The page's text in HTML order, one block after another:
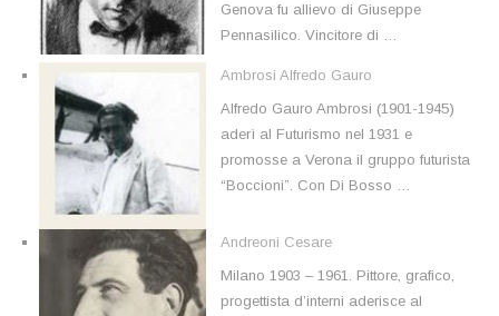
Genova fu allievo di Giuseppe
Pennasilico. Vincitore di …
Ambrosi Alfredo Gauro
Alfredo Gauro Ambrosi (1901-1945)
aderì al Futurismo nel 1931 e
promosse a Verona il gruppo futurista
“Boccioni”. Con Di Bosso …
Andreoni Cesare
Milano 1903 – 1961. Pittore, grafico,
progettista d’interni aderisce al